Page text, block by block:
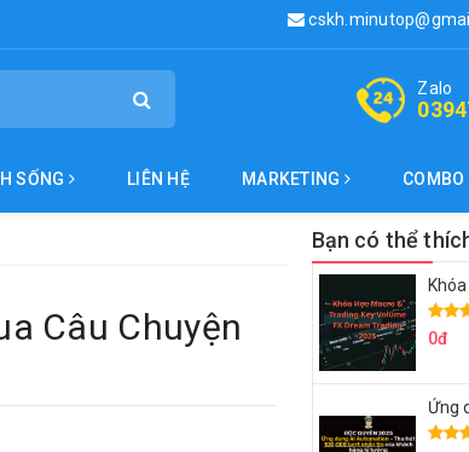
Zalo
SỐNG LIÊN HỆ MARKETING COMBO
Câu Chuyện
Bạn có thể
0đ